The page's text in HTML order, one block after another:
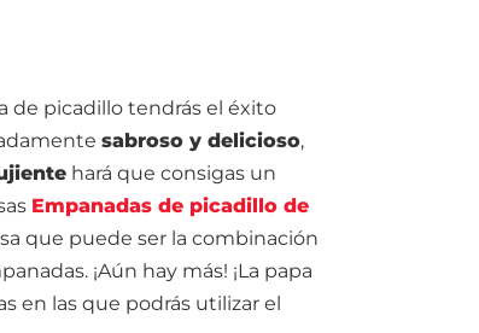
de picadillo tendrás el éxito
sabroso y delicioso,
hará que consigas un
Empanadas de picadillo de
que puede ser la combinación
¡Aún hay más! ¡La papa
en las que podrás utilizar el